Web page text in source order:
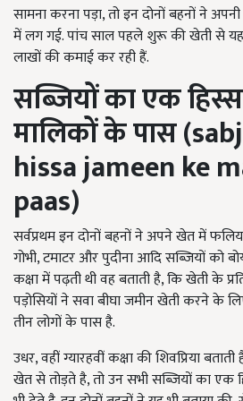
सामना करना पड़ा, तो इन दोनों बहनों ने
में लग गई. पांच साल पहले शुरू की खेती से यह
लाखों की कमाई कर रही हैं.
सब्जियों का एक
मालिकोंके पास(
hissa jameen ke
paas)
सर्वप्रथम इन दोनों बहनों ने अपने खेत में
गोभी, टमाटर और पुदीना आदि सब्जियों को
कक्षा में पढ़ती थी वह बताती है, कि खेती के
पड़ोसियों ने सवा बीघा जमीन खेती करने के
तीन लोगों के पास है.
उधर, वहीं ग्यारहवीं कक्षा की शिवप्रिया
खेत से तोड़ते है, तो उन सभी सब्जियों का एक